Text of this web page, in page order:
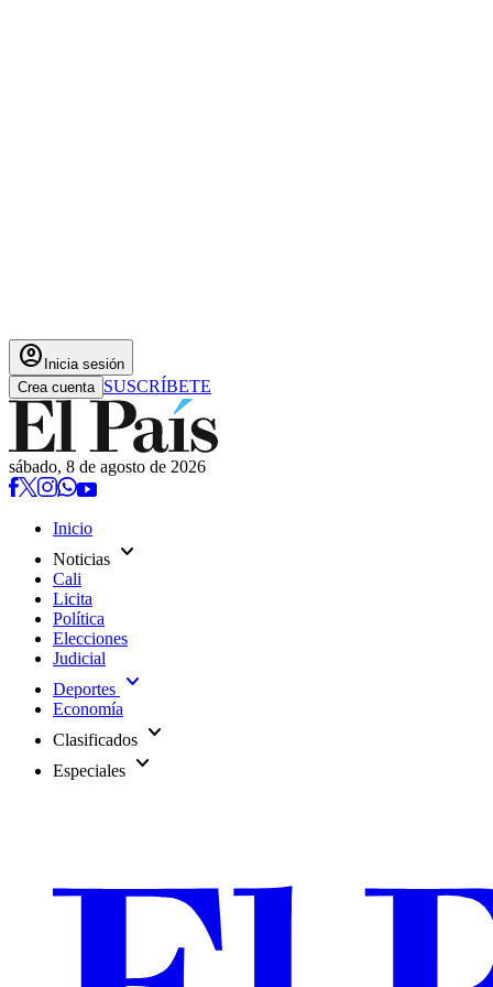
account_circle Inicia sesión
Crea cuenta SUSCRÍBETE
sábado, 8 de agosto de 2026
Inicio
Noticias expand_more
Cali
Licita
Política
Elecciones
Judicial
Deportes expand_more
Economía
Clasificados expand_more
Especiales expand_more